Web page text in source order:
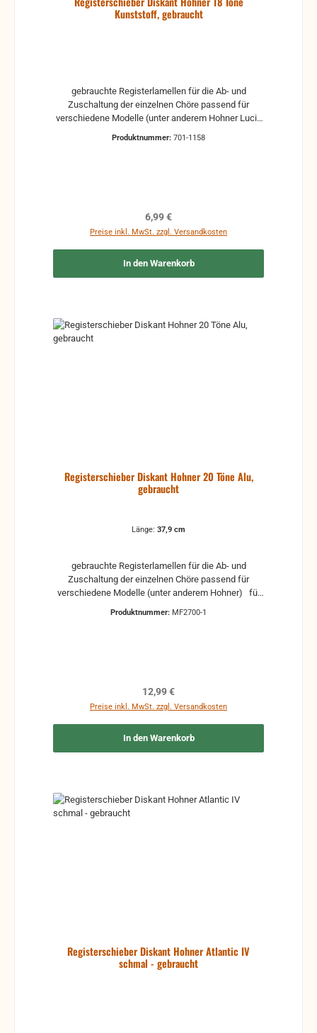
Kunststoff, gebraucht
gebrauchte Registerlamellen für die Ab- und
Zuschaltung der einzelnen Chöre passend für
verschiedene Modelle (unter anderem Hohner Lucia
zu vermeiden. Rücksendungen gehen auf Kosten
Produktnummer: 701-1158
Regulärer Preis:
6,99 €
Preise inkl. MwSt. zzgl. Versandkosten
In den Warenkorb
Registerschieber Diskant Hohner 20 Töne Alu,
gebraucht
Länge: 37,9 cm
gebrauchte Registerlamellen für die Ab- und
Zuschaltung der einzelnen Chöre passend für
verschiedene Modelle (unter anderem Hohner) für
Produktnummer: MF2700-1
Regulärer Preis:
12,99 €
Preise inkl. MwSt. zzgl. Versandkosten
In den Warenkorb
Registerschieber Diskant Hohner Atlantic IV
schmal - gebraucht